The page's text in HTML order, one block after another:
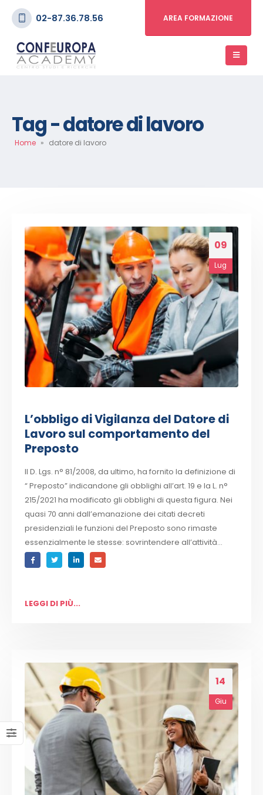
02-87.36.78.56 AREA FORMAZIONE
Tag - datore di lavoro
Home » datore di lavoro
09
Lug
L’obbligo di Vigilanza del Datore di
Lavoro sul comportamento del
Preposto
Il D. Lgs. n° 81/2008, da ultimo, ha fornito la definizione di
“ Preposto” indicandone gli obblighi all’art. 19 e la L. n°
215/2021 ha modificato gli obblighi di questa figura. Nei
quasi 70 anni dall’emanazione dei citati decreti
presidenziali le funzioni del Preposto sono rimaste
essenzialmente le stesse: sovrintendere all’attività...
LEGGI DI PIÙ...
14
Giu